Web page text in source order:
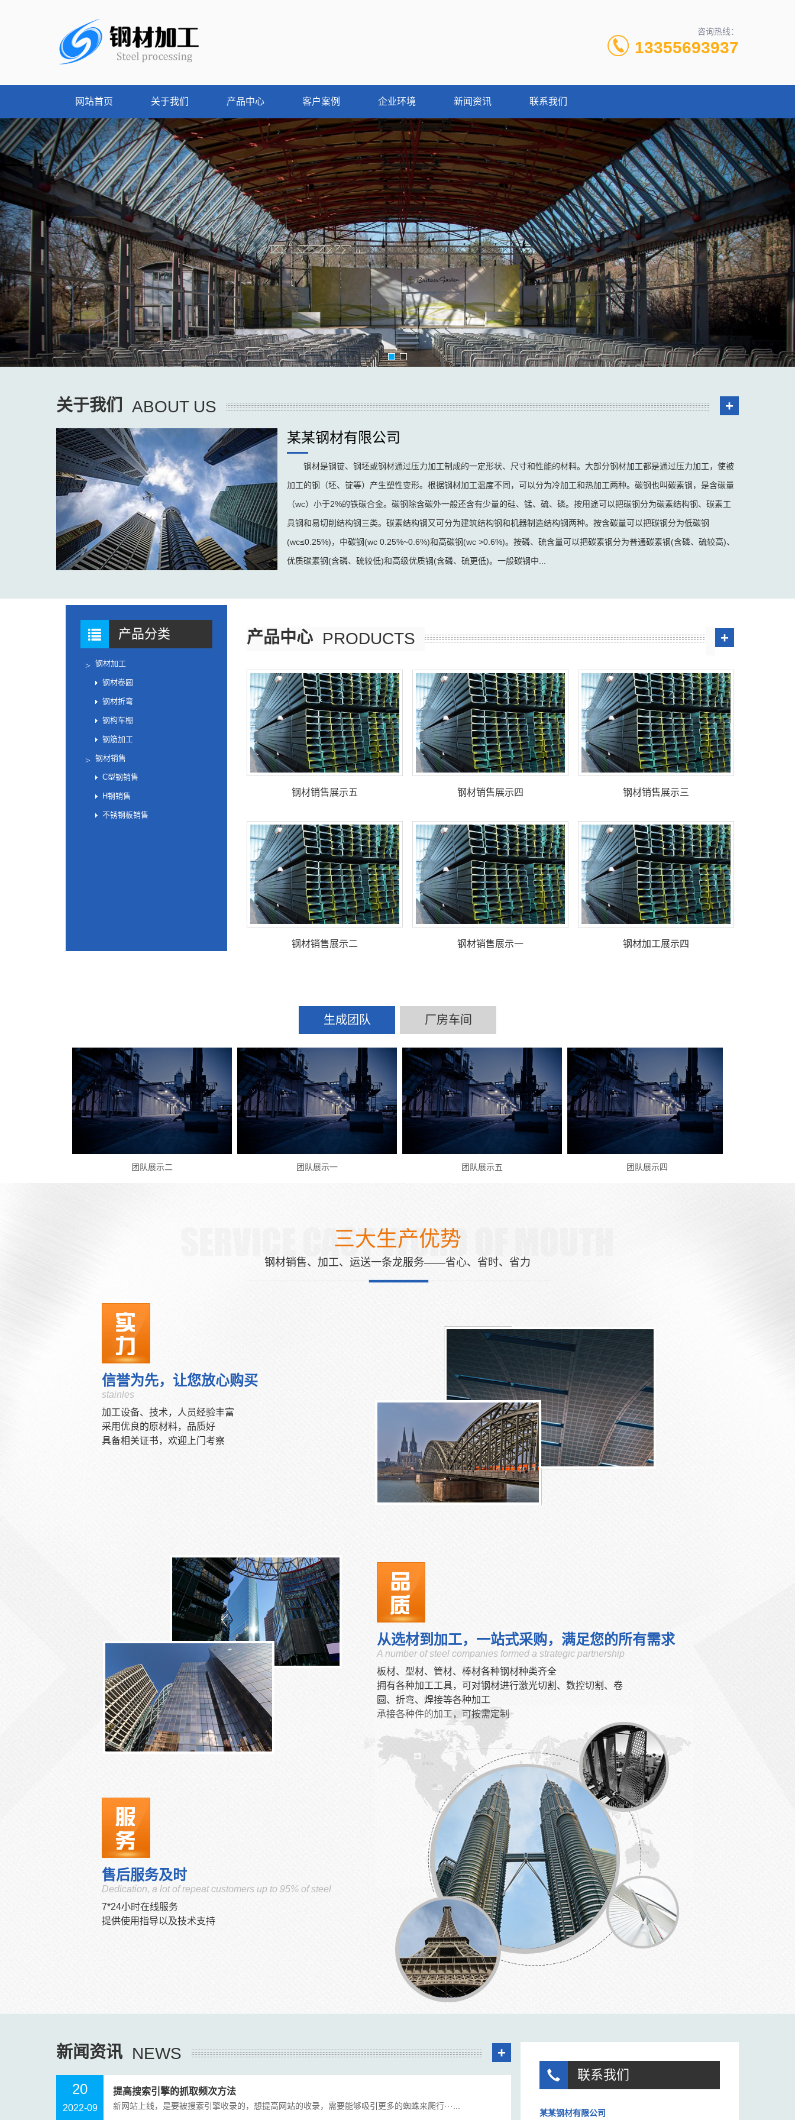
咨询热线：
13355693937
网站首页 关于我们 产品中心 客户案例 企业环境 新闻资讯 联系我们
关于我们 ABOUT US
+
某某钢材有限公司
钢材是钢锭、钢坯或钢材通过压力加工制成的一定形状、尺寸和性能的材料。大部分钢材加工都是通过压力加工，使被
加工的钢（坯、锭等）产生塑性变形。根据钢材加工温度不同，可以分为冷加工和热加工两种。碳钢也叫碳素钢，是含碳量
（wc）小于2%的铁碳合金。碳钢除含碳外一般还含有少量的硅、锰、硫、磷。按用途可以把碳钢分为碳素结构钢、碳素工
具钢和易切削结构钢三类。碳素结构钢又可分为建筑结构钢和机器制造结构钢两种。按含碳量可以把碳钢分为低碳钢
(wc≤0.25%)，中碳钢(wc 0.25%~0.6%)和高碳钢(wc >0.6%)。按磷、硫含量可以把碳素钢分为普通碳素钢(含磷、硫较高)、
优质碳素钢(含磷、硫较低)和高级优质钢(含磷、硫更低)。一般碳钢中...
产品中心 PRODUCTS +
钢材销售展示五 钢材销售展示四 钢材销售展示三
钢材销售展示二 钢材销售展示一 钢材加工展示四
产品分类
钢材加工
钢材卷圆
钢材折弯
钢构车棚
钢筋加工
钢材销售
C型钢销售
H钢销售
不锈钢板销售
生成团队 厂房车间
团队展示一 团队展示五 团队展示四 团队展示三
三大生产优势
钢材销售、加工、运送一条龙服务——省心、省时、省力
信誉为先，让您放心购买
stainles
加工设备、技术，人员经验丰富
采用优良的原材料，品质好
具备相关证书，欢迎上门考察
从选材到加工，一站式采购，满足您的所有需求
A number of steel companies formed a strategic partnership
板材、型材、管材、棒材各种钢材种类齐全
拥有各种加工工具，可对钢材进行激光切割、数控切割、卷
圆、折弯、焊接等各种加工
承接各种件的加工，可按需定制
售后服务及时
Dedication, a lot of repeat customers up to 95% of steel
7*24小时在线服务
提供使用指导以及技术支持
新闻资讯 NEWS +
20
2022-09
提高搜索引擎的抓取频次方法
新网站上线，是要被搜索引擎收录的，想提高网站的收录，需要能够吸引更多的蜘蛛来爬行···...
联系我们
某某钢材有限公司